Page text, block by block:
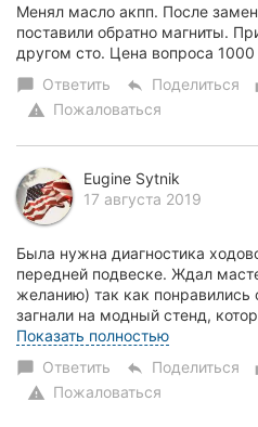
Менял масло акпп. После
поставили обратно магниты.
другом сто. Цена вопроса 1000
chat_bubble Ответить reply Поделиться
warning Пожаловаться
Eugine Sytnik
17 августа 2019
Была нужна диагностика
передней подвеске. Ждал
желанию) так как понравились
загнали на модный стенд,
ходовую мастер толком не
Показать полностью
chat_bubble Ответить reply Поделиться
warning Пожаловаться